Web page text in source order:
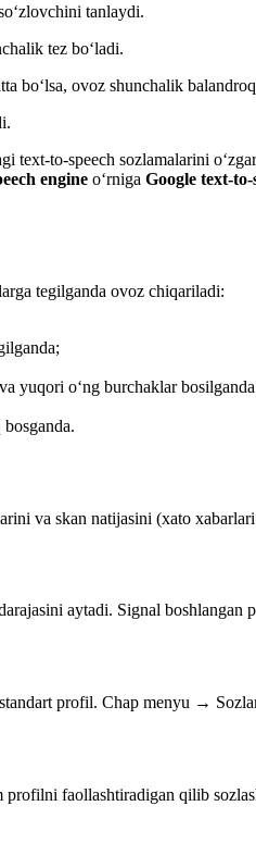
tanlaydi.
tez bo‘ladi.
bo‘lsa, ovoz shunchalik
text-to-speech sozlamalarini
engine o‘rniga Google text-to-
tegilganda ovoz chiqariladi:
yuqori o‘ng burchaklar
va skan natijasini (xato
aytadi. Signal boshlangan
standart profil. Chap menyu →
profilni faollashtiradigan qilib